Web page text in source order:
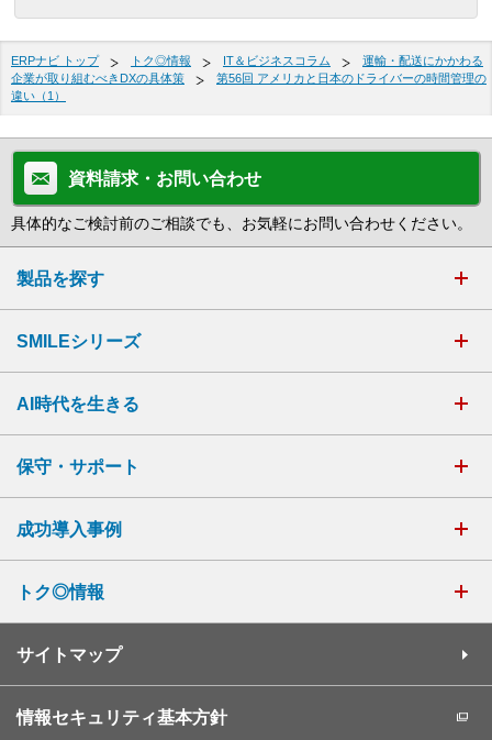
ERPナビ トップ トク◎情報 IT＆ビジネスコラム
運輸・配送にかかわる
企業が取り組むべきDXの具体策
第56回 アメリカと日本のドライバーの時間管理の
違い（1）
資料請求・お問い合わせ
具体的なご検討前のご相談でも、お気軽にお問い合わせください。
製品を探す
SMILEシリーズ
AI時代を生きる
保守・サポート
成功導入事例
トク◎情報
サイトマップ
情報セキュリティ基本方針